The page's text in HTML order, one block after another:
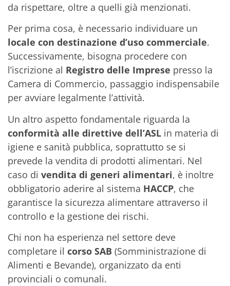
da rispettare, oltre a quelli già menzionati.
Per prima cosa, è necessario individuare un
locale con destinazione d’uso commerciale.
Successivamente, bisogna procedere con
l’iscrizione al Registro delle Imprese presso la
Camera di Commercio, passaggio indispensabile
per avviare legalmente l’attività.
Un altro aspetto fondamentale riguarda la
conformità alle direttive dell’ASL in materia di
igiene e sanità pubblica, soprattutto se si
prevede la vendita di prodotti alimentari. Nel
caso di vendita di generi alimentari, è inoltre
obbligatorio aderire al sistema HACCP, che
garantisce la sicurezza alimentare attraverso il
controllo e la gestione dei rischi.
Chi non ha esperienza nel settore deve
completare il corso SAB (Somministrazione di
Alimenti e Bevande), organizzato da enti
provinciali o comunali.